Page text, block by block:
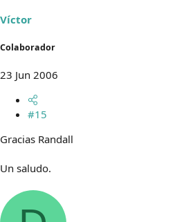
Víctor
Colaborador
23 Jun 2006
#15
Gracias Randall
Un saludo.